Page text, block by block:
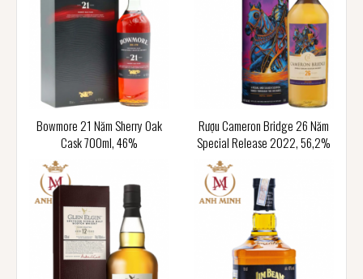
Bowmore 21 Năm Sherry Oak
Cask 700ml, 46%
Rượu Cameron Bridge 26 Năm
Special Release 2022, 56,2%